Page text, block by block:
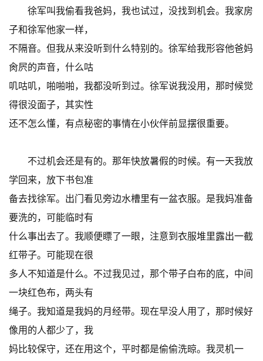
徐军叫我偷看我爸妈，我也试过，没找到机会。我家房
子和徐军他家一样，
不隔音。但我从来没听到什么特别的。徐军给我形容他爸妈
肏屄的声音，什么咕
叽咕叽，啪啪啪，我都没听到过。徐军说我没用，那时候觉
得很没面子，其实性
还不怎么懂，有点秘密的事情在小伙伴前显摆很重要。
不过机会还是有的。那年快放暑假的时候。有一天我放
学回来，放下书包准
备去找徐军。出门看见旁边水槽里有一盆衣服。是我妈准备
要洗的，可能临时有
什么事出去了。我顺便瞟了一眼，注意到衣服堆里露出一截
红带子。可能现在很
多人不知道是什么。不过我见过，那个带子白布的底，中间
一块红色布，两头有
绳子。我知道是我妈的月经带。现在早没人用了，那时候好
像用的人都少了，我
妈比较保守，还在用这个，平时都是偷偷洗晾。我灵机一